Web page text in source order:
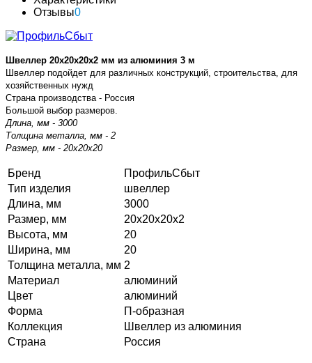
Отзывы0
Швеллер 20х20х20х2 мм из алюминия 3 м
Швеллер подойдет для различных конструкций, строительства, для
хозяйственных нужд
Страна производства - Россия
Большой выбор размеров.
Длина, мм - 3000
Толщина металла, мм - 2
Размер, мм - 20х20х20
Бренд
ПрофильСбыт
Тип изделия
швеллер
Длина, мм
3000
Размер, мм
20х20х20х2
Высота, мм
20
Ширина, мм
20
Толщина металла, мм 2
Материал
алюминий
Цвет
алюминий
Форма
П-образная
Коллекция
Швеллер из алюминия
Страна
Россия